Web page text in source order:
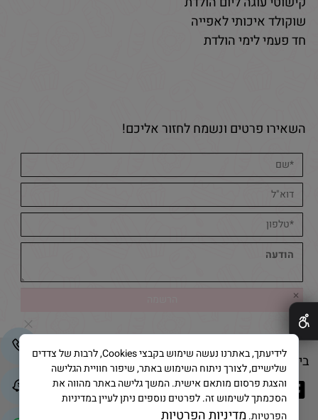
שוקולד איכותי לאפייה
חד פעמי לימי הולדת
השאירו פרטים ונשמח לחזור אליכם!
בייק אנד קייק © 2025 All Rights Reserved
✕
לידיעתך, באתרנו נעשה שימוש בקבצי Cookies, לרבות של צדדים
שלישיים, לצורך ניתוח השימוש באתר, שיפור חוויית הגלישה
והצגת פרסום מותאם אישית. המשך גלישה באתר מהווה את
הסכמתך לשימוש זה. לפרטים נוספים ניתן לעיין במדיניות
הפרטיות. מדיניות הפרטיות